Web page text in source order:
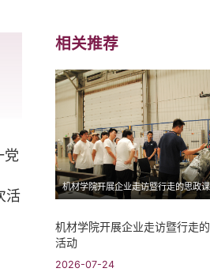
党
活
相关推荐
机材学院开展企业走访暨行走的思政
机材学院开展企业走访暨行走
活动
2026-07-24